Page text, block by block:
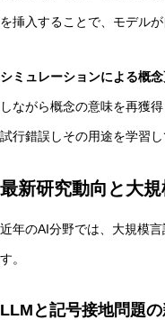
を挿入することで、モデル
シミュレーションによる概
しながら概念の意味を再獲
試行錯誤しその用途を学習
最新研究動向と大
近年のAI分野では、大規模
す。
LLMと記号接地問題の